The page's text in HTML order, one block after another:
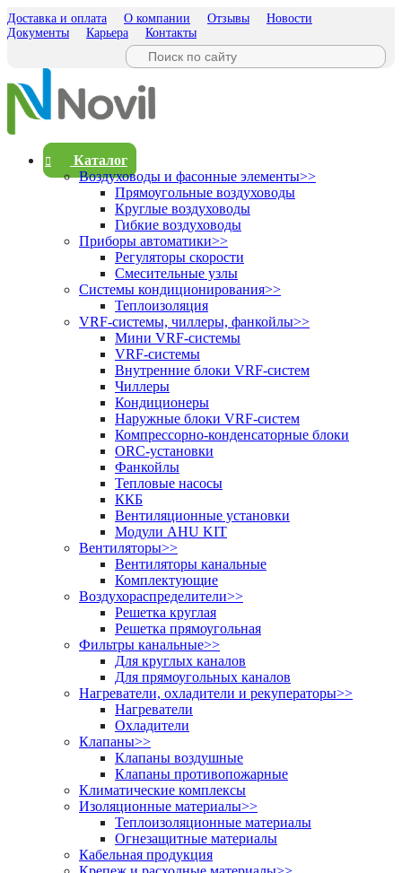
Доставка и оплата О компании Отзывы
Новости
Документы
Карьера Контакты
Каталог
Воздуховоды и фасонные элементы>>
Прямоугольные воздуховоды
Круглые воздуховоды
Гибкие воздуховоды
Приборы автоматики>>
Регуляторы скорости
Смесительные узлы
Системы кондиционирования>>
Теплоизоляция
VRF-системы, чиллеры, фанкойлы>>
Мини VRF-системы
VRF-системы
Внутренние блоки VRF-систем
Чиллеры
Кондиционеры
Наружные блоки VRF-систем
Компрессорно-конденсаторные блоки
ORC-установки
Фанкойлы
Тепловые насосы
ККБ
Вентиляционные установки
Модули AHU KIT
Вентиляторы>>
Вентиляторы канальные
Комплектующие
Воздухораспределители>>
Решетка круглая
Решетка прямоугольная
Фильтры канальные>>
Для круглых каналов
Для прямоугольных каналов
Нагреватели, охладители и рекуператоры>>
Нагреватели
Охладители
Клапаны>>
Клапаны воздушные
Клапаны противопожарные
Климатические комплексы
Изоляционные материалы>>
Теплоизоляционные материалы
Огнезащитные материалы
Кабельная продукция